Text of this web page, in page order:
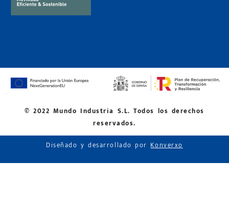
© 2022 Mundo Industria S.L. Todos los derechos
reservados.
Diseñado y desarrollado porKonverxo